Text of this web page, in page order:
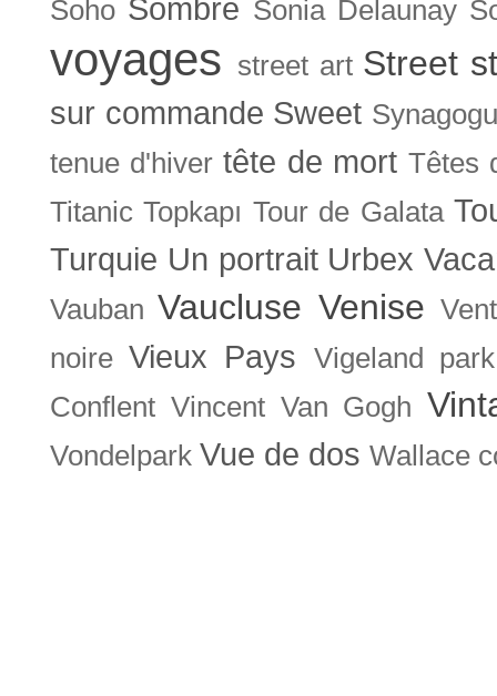
Soho Sombre Sonia Delaunay
voyages street art Street
sur commande Sweet
tenue d'hiver tête de mort Têtes
Titanic Topkapı Tour de Galata
Turquie Un portrait Urbex
Vauban Vaucluse Venise
noire Vieux Pays
Vigeland park
Conflent Vincent Van Gogh
Vondelpark Vue de dos Wallace